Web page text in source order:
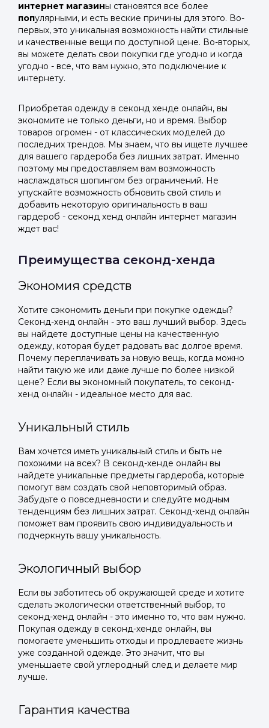
интернет магазины становятся все более
популярными, и есть веские причины для этого. Во-
первых, это уникальная возможность найти стильные
и качественные вещи по доступной цене. Во-вторых,
вы можете делать свои покупки где угодно и когда
угодно - все, что вам нужно, это подключение к
интернету.
Приобретая одежду в секонд хенде онлайн, вы
экономите не только деньги, но и время. Выбор
товаров огромен - от классических моделей до
последних трендов. Мы знаем, что вы ищете лучшее
для вашего гардероба без лишних затрат. Именно
поэтому мы предоставляем вам возможность
наслаждаться шопингом без ограничений. Не
упускайте возможность обновить свой стиль и
добавить некоторую оригинальность в ваш
гардероб - секонд хенд онлайн интернет магазин
ждет вас!
Преимущества секонд-хенда
Экономия средств
Хотите сэкономить деньги при покупке одежды?
Секонд-хенд онлайн - это ваш лучший выбор. Здесь
вы найдете доступные цены на качественную
одежду, которая будет радовать вас долгое время.
Почему переплачивать за новую вещь, когда можно
найти такую же или даже лучше по более низкой
цене? Если вы экономный покупатель, то секонд-
хенд онлайн - идеальное место для вас.
Уникальный стиль
Вам хочется иметь уникальный стиль и быть не
похожими на всех? В секонд-хенде онлайн вы
найдете уникальные предметы гардероба, которые
помогут вам создать свой неповторимый образ.
Забудьте о повседневности и следуйте модным
тенденциям без лишних затрат. Секонд-хенд онлайн
поможет вам проявить свою индивидуальность и
подчеркнуть вашу уникальность.
Экологичный выбор
Если вы заботитесь об окружающей среде и хотите
сделать экологически ответственный выбор, то
секонд-хенд онлайн - это именно то, что вам нужно.
Покупая одежду в секонд-хенде онлайн, вы
помогаете уменьшить отходы и продлеваете жизнь
уже созданной одежде. Это значит, что вы
уменьшаете свой углеродный след и делаете мир
лучше.
Гарантия качества